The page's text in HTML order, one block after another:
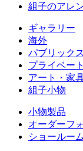
組子のアレ
ギャラリー
海外
パブリック
プライベー
アート・家
組子小物
小物製品
オーダーフ
ショールーム